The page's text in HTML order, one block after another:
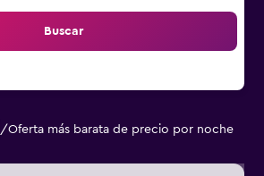
Buscar
/Oferta más barata de precio por noche